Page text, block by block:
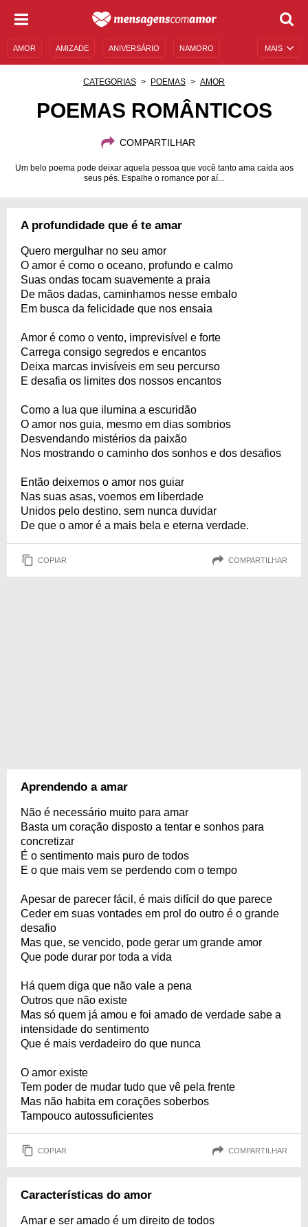
MAIS
AMOR AMIZADE ANIVERSÁRIO NAMORO
DESCULPAS
CATEGORIAS POEMAS AMOR
POEMAS ROMÂNTICOS
COMPARTILHAR
Um belo poema pode deixar aquela pessoa que você tanto ama caída aos
seus pés. Espalhe o romance por aí...
A profundidade que é te amar
Quero mergulhar no seu amor
O amor é como o oceano, profundo e calmo
Suas ondas tocam suavemente a praia
De mãos dadas, caminhamos nesse embalo
Em busca da felicidade que nos ensaia
Amor é como o vento, imprevisível e forte
Carrega consigo segredos e encantos
Deixa marcas invisíveis em seu percurso
E desafia os limites dos nossos encantos
Como a lua que ilumina a escuridão
O amor nos guia, mesmo em dias sombrios
Desvendando mistérios da paixão
Nos mostrando o caminho dos sonhos e dos desafios
Então deixemos o amor nos guiar
Nas suas asas, voemos em liberdade
Unidos pelo destino, sem nunca duvidar
De que o amor é a mais bela e eterna verdade.
COPIAR COMPARTILHAR
Aprendendo a amar
Não é necessário muito para amar
Basta um coração disposto a tentar e sonhos para
concretizar
É o sentimento mais puro de todos
E o que mais vem se perdendo com o tempo
Apesar de parecer fácil, é mais difícil do que parece
Ceder em suas vontades em prol do outro é o grande
desafio
Mas que, se vencido, pode gerar um grande amor
Que pode durar por toda a vida
Há quem diga que não vale a pena
Outros que não existe
Mas só quem já amou e foi amado de verdade sabe a
intensidade do sentimento
Que é mais verdadeiro do que nunca
O amor existe
Tem poder de mudar tudo que vê pela frente
Mas não habita em corações soberbos
Tampouco autossuficientes
COPIAR COMPARTILHAR
Características do amor
Amar e ser amado é um direito de todos